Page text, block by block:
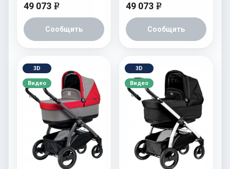
49 073 e
Сообщить
49 073 e
Сообщить
3D
Видео
3D
Видео